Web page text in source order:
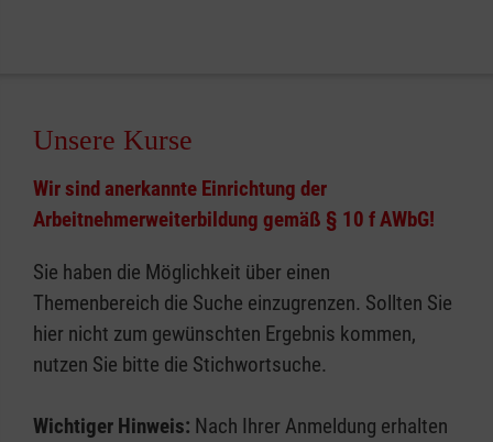
Unsere Kurse
Wir sind anerkannte Einrichtung der
Arbeitnehmerweiterbildung gemäß § 10 f AWbG!
Sie haben die Möglichkeit über einen
Themenbereich die Suche einzugrenzen. Sollten Sie
hier nicht zum gewünschten Ergebnis kommen,
nutzen Sie bitte die Stichwortsuche.
Wichtiger Hinweis: Nach Ihrer Anmeldung erhalten